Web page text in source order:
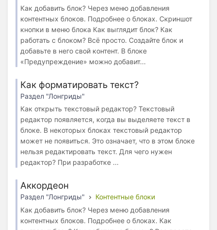
Как добавить блок? Через меню добавления
контентных блоков. Подробнее о блоках. Скриншот
кнопки в меню блока Как выглядит блок? Как
работать с блоком? Всё просто. Создайте блок и
добавьте в него свой контент. В блоке
«Предупреждение» можно добавит...
Как форматировать текст?
Раздел "Лонгриды"
Как открыть текстовый редактор? Текстовый
редактор появляется, когда вы выделяете текст в
блоке. В некоторых блоках текстовый редактор
может не появиться. Это означает, что в этом блоке
нельзя редактировать текст. Для чего нужен
редактор? При разработке ...
Аккордеон
Раздел "Лонгриды"
Контентные блоки
Как добавить блок? Через меню добавления
контентных блоков. Подробнее о блоках. Как